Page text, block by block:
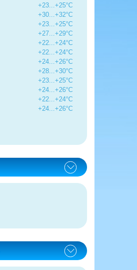
+23...+25°C
+30...+32°C
+23...+25°C
+27...+29°C
+22...+24°C
+22...+24°C
+24...+26°C
+28...+30°C
+23...+25°C
+24...+26°C
+22...+24°C
+24...+26°C